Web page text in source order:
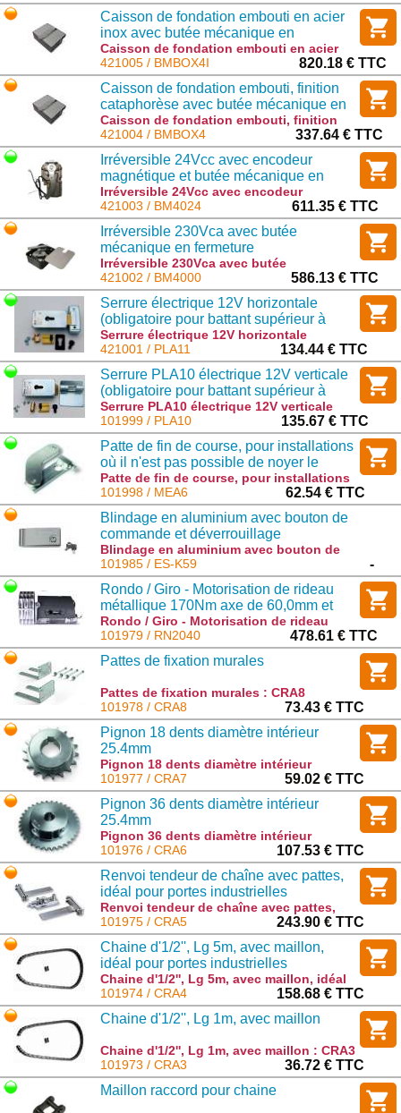
Caisson de fondation embouti en acier
inox avec butée mécanique en
ouverture. Avec levier de fixation vantail.
Caisson de fondation embouti en acier
inox avec butée mécanique en ouverture.
Avec levier de fixation vantail. : BMBOX4I
421005 / BMBOX4I
820.18 € TTC
Caisson de fondation embouti, finition
cataphorèse avec butée mécanique en
ouverture. Avec levier de fixation vantail.
Caisson de fondation embouti, finition
cataphorèse avec butée mécanique en
ouverture. Avec levier de fixation vantail.
: BMBOX4
421004 / BMBOX4
337.64 € TTC
Irréversible 24Vcc avec encodeur
magnétique et butée mécanique en
fermeture
Irréversible 24Vcc avec encodeur
magnétique et butée mécanique en
fermeture : BM4024
421003 / BM4024
611.35 € TTC
Irréversible 230Vca avec butée
mécanique en fermeture
Irréversible 230Vca avec butée
mécanique en fermeture : BM4000
421002 / BM4000
586.13 € TTC
Serrure électrique 12V horizontale
(obligatoire pour battant supérieur à
3m).
Serrure électrique 12V horizontale
(obligatoire pour battant supérieur à 3m).
: PLA11
421001 / PLA11
134.44 € TTC
Serrure PLA10 électrique 12V verticale
(obligatoire pour battant supérieur à
3m).
Serrure PLA10 électrique 12V verticale
(obligatoire pour battant supérieur à 3m).
: PLA10
101999 / PLA10
135.67 € TTC
Patte de fin de course, pour installations
où il n'est pas possible de noyer le
caisson dans le béton
Patte de fin de course, pour installations
où il n'est pas possible de noyer le
caisson dans le béton : MEA6
101998 / MEA6
62.54 € TTC
Blindage en aluminium avec bouton de
commande et déverrouillage
Blindage en aluminium avec bouton de
commande et déverrouillage : ES-K59
101985 / ES-K59
-
Rondo / Giro - Motorisation de rideau
métallique 170Nm axe de 60,0mm et
couronne de 200mm en 230V avec fin
de course électromécaniques
Rondo / Giro - Motorisation de rideau
métallique 170Nm axe de 60,0mm et
couronne de 200mm en 230V avec fin de
course électromécaniques : RN2040
101979 / RN2040
478.61 € TTC
Pattes de fixation murales
Pattes de fixation murales : CRA8
101978 / CRA8
73.43 € TTC
Pignon 18 dents diamètre intérieur
25.4mm
Pignon 18 dents diamètre intérieur
25.4mm : CRA7
101977 / CRA7
59.02 € TTC
Pignon 36 dents diamètre intérieur
25.4mm
Pignon 36 dents diamètre intérieur
25.4mm : CRA6
101976 / CRA6
107.53 € TTC
Renvoi tendeur de chaîne avec pattes,
idéal pour portes industrielles
coulissantes 1 ou 2 vantaux
Renvoi tendeur de chaîne avec pattes,
idéal pour portes industrielles
coulissantes 1 ou 2 vantaux : CRA5
101975 / CRA5
243.90 € TTC
Chaine d'1/2'', Lg 5m, avec maillon,
idéal pour portes industrielles
coulissantes 1 ou 2 vantaux
Chaine d'1/2'', Lg 5m, avec maillon, idéal
pour portes industrielles coulissantes 1
ou 2 vantaux : CRA4
101974 / CRA4
158.68 € TTC
Chaine d'1/2'', Lg 1m, avec maillon
Chaine d'1/2'', Lg 1m, avec maillon : CRA3
101973 / CRA3
36.72 € TTC
Maillon raccord pour chaine